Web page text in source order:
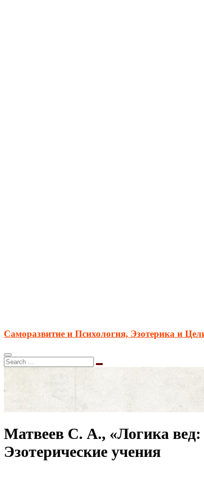
Саморазвитие и Психология, Эзотерика и
Матвеев С. А., «Логика вед:
Эзотерические учения